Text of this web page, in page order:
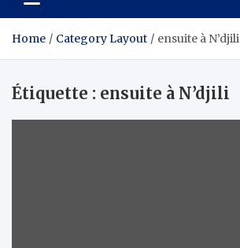
Home Category Layout ensuite à N’djili
Étiquette : ensuite à N’djili